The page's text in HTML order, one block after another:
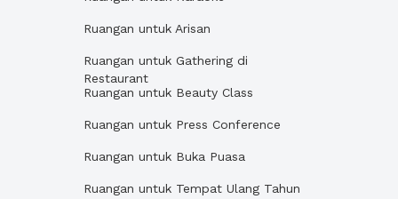
Ruangan untuk Arisan
Ruangan untuk Gathering di
Restaurant
Ruangan untuk Beauty Class
Ruangan untuk Press Conference
Ruangan untuk Buka Puasa
Ruangan untuk Tempat Ulang Tahun